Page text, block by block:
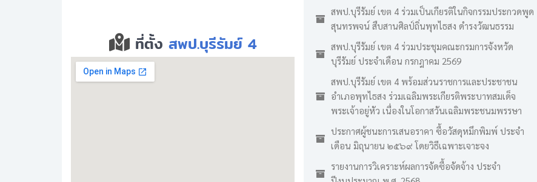
ที่ตั้ง สพป.บุรีรัมย์ 4
สพป.บุรีรัมย์ เขต 4 ร่วมเป็นเกียรติในกิจกรรมประกวดพูด
สุนทรพจน์ สืบสานศิลป์ถิ่นพุทไธสง ดำรงวัฒนธรรม
สพป.บุรีรัมย์ เขต 4 ร่วมประชุมคณะกรมการจังหวัด
บุรีรัมย์ ประจำเดือน กรกฎาคม 2569
สพป.บุรีรัมย์ เขต 4 พร้อมส่วนราชการและประชาชน
อำเภอพุทไธสง ร่วมเฉลิมพระเกียรติพระบาทสมเด็จ
พระเจ้าอยู่หัว เนื่องในโอกาสวันเฉลิมพระชนมพรรษา
ประกาศผู้ชนะการเสนอราคา ซื้อวัสดุหมึกพิมพ์ ประจำ
เดือน มิถุนายน ๒๕๖๙ โดยวิธีเฉพาะเจาะจง
รายงานการวิเคราะห์ผลการจัดซื้อจัดจ้าง ประจำ